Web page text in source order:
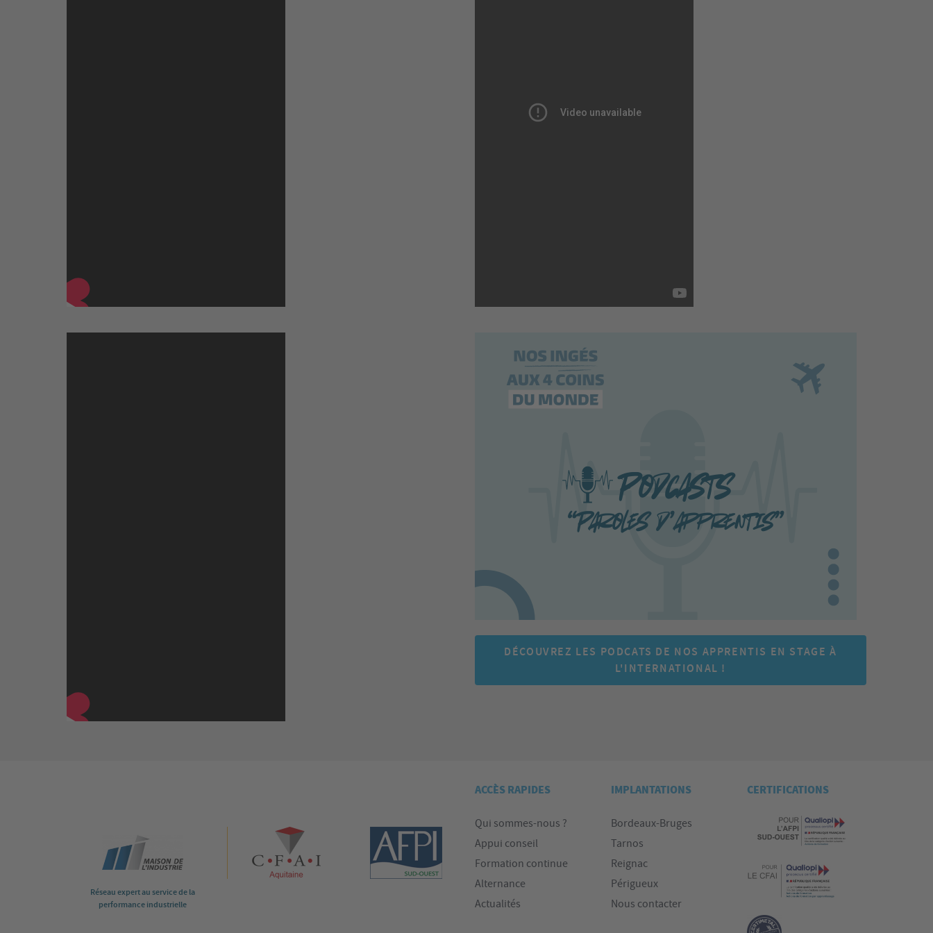
DÉCOUVREZ LES PODCATS DE NOS APPRENTIS EN STAGE À
L'INTERNATIONAL !
ACCÈS RAPIDES
Qui sommes-nous ?
Appui conseil
Formation continue
Alternance
Actualités
IMPLANTATIONS
Bordeaux-Bruges
Tarnos
Reignac
Périgueux
Nous contacter
CERTIFICATIONS
Réseau expert au service de la
performance industrielle